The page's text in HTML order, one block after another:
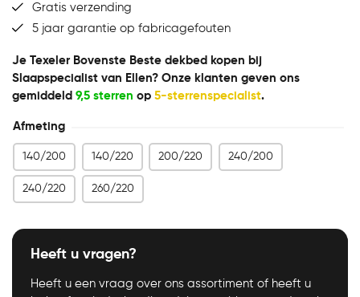
Gratis verzending
5 jaar garantie op fabricagefouten
Je Texeler Bovenste Beste dekbed kopen bij
Slaapspecialist van Ellen? Onze klanten geven ons
gemiddeld 9,5 sterren op 5-sterrenspecialist.
Afmeting
140/200 140/220 200/220 240/200
240/220 260/220
Heeft u vragen?
Heeft u een vraag over ons assortiment of heeft u